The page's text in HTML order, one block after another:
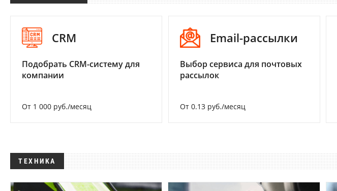
CRM
Подобрать CRM-систему для
компании
От 1 000 руб./месяц
Email-рассылки
Выбор сервиса для почтовых
рассылок
От 0.13 руб./месяц
ТЕХНИКА